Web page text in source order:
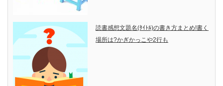
読書感想文題名(ﾀｲﾄﾙ)の書き方まとめ!書く
場所は?かぎかっこや2行も